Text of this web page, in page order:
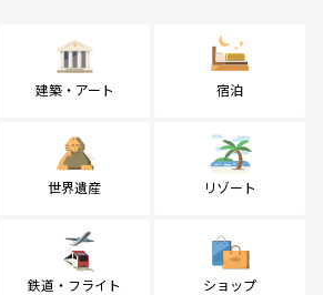
建築・アート 宿泊
世界遺産 リゾート
鉄道・フライト ショップ